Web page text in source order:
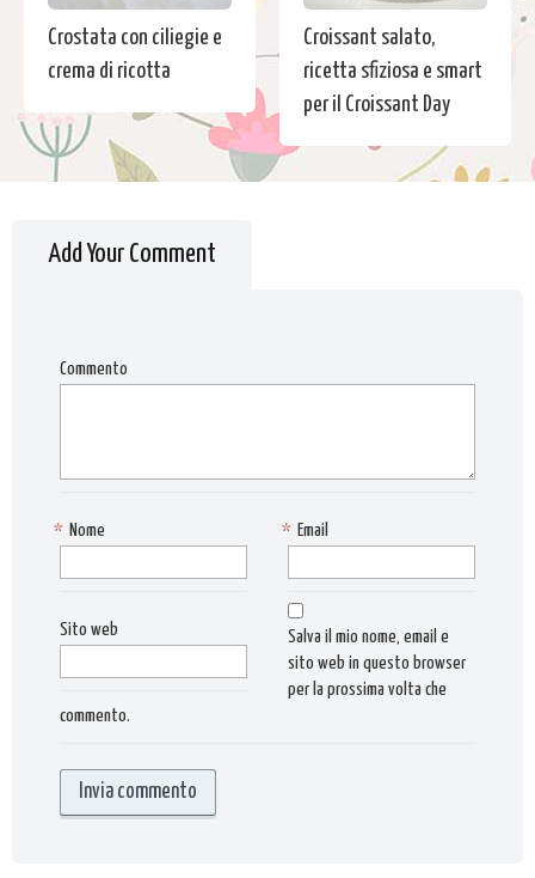
Crostata con ciliegie e
crema di ricotta
Croissant salato,
ricetta sfiziosa e smart
per il Croissant Day
Add Your Comment
Commento
Nome
* Email
*
Sito web
Salva il mio nome, email e
sito web in questo browser
per la prossima volta che
commento.